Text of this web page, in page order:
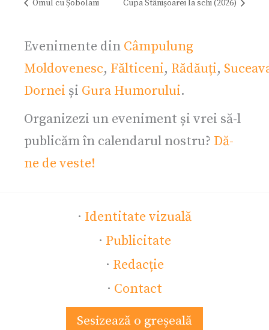
Omul cu Șobolani Cupa Stânișoarei la schi (2026)
Evenimente din Câmpulung
Moldovenesc, Fălticeni, Rădăuți,
Dornei și Gura Humorului.
Organizezi un eveniment și vrei să-l
publicăm în calendarul nostru? Dă-
ne de veste!
· Identitate vizuală
· Publicitate
· Redacție
· Contact
Sesizează o greșeală